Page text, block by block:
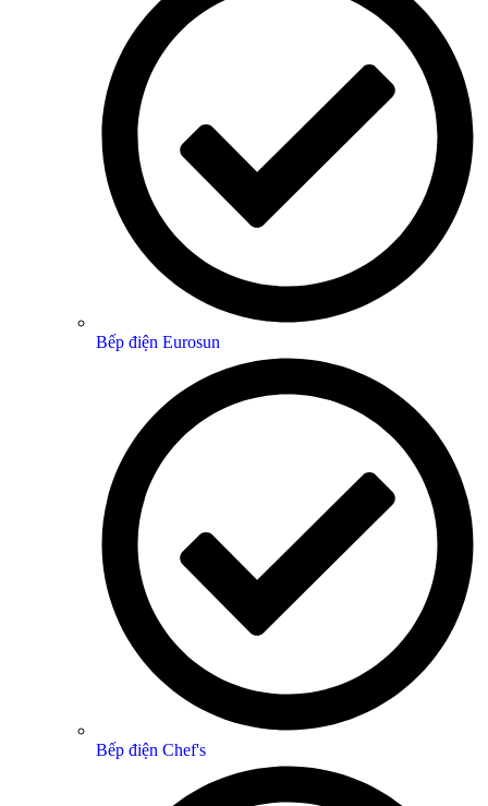
Bếp điện Eurosun
Bếp điện Chef's